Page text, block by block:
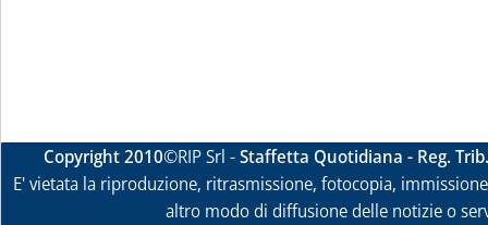
Copyright 2010©RIP Srl -Staffetta Quotidiana - Reg.
E' vietata la riproduzione, ritrasmissione, fotocopia,
altro modo di diffusione delle notizie o